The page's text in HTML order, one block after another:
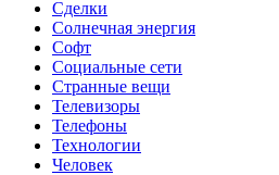
Сделки
Солнечная энергия
Софт
Социальные сети
Странные вещи
Телевизоры
Телефоны
Технологии
Человек